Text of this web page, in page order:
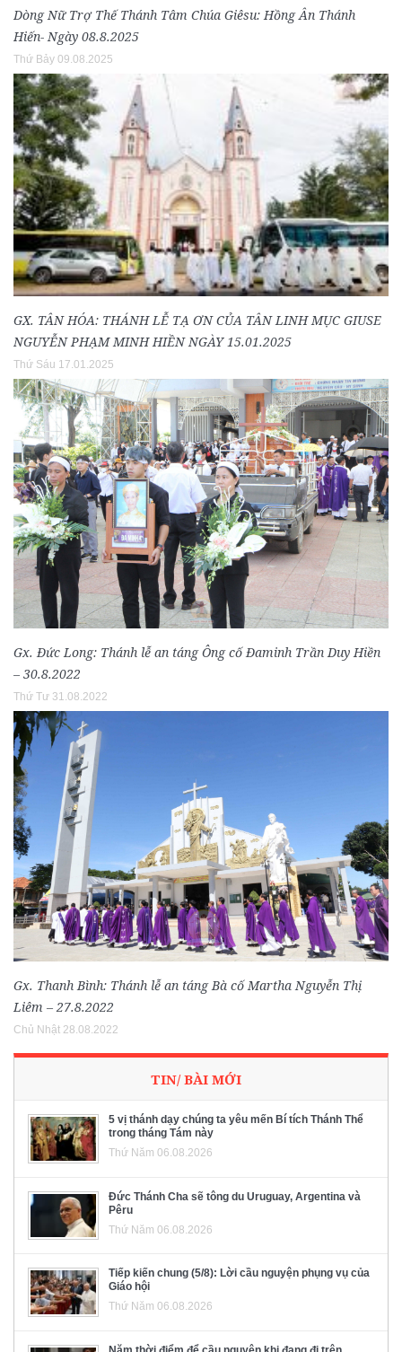
Dòng Nữ Trợ Thế Thánh Tâm Chúa Giêsu: Hồng Ân Thánh
Hiến- Ngày 08.8.2025
Thứ Bảy 09.08.2025
GX. TÂN HÓA: THÁNH LỄ TẠ ƠN CỦA TÂN LINH MỤC GIUSE
NGUYỄN PHẠM MINH HIỀN NGÀY 15.01.2025
Thứ Sáu 17.01.2025
Gx. Đức Long: Thánh lễ an táng Ông cố Đaminh Trần Duy Hiền
– 30.8.2022
Thứ Tư 31.08.2022
Gx. Thanh Bình: Thánh lễ an táng Bà cố Martha Nguyễn Thị
Liêm – 27.8.2022
Chủ Nhật 28.08.2022
TIN/ BÀI MỚI
5 vị thánh dạy chúng ta yêu mến Bí tích Thánh Thể
trong tháng Tám này
Thứ Năm 06.08.2026
Đức Thánh Cha sẽ tông du Uruguay, Argentina và
Pêru
Thứ Năm 06.08.2026
Tiếp kiến chung (5/8): Lời cầu nguyện phụng vụ của
Giáo hội
Thứ Năm 06.08.2026